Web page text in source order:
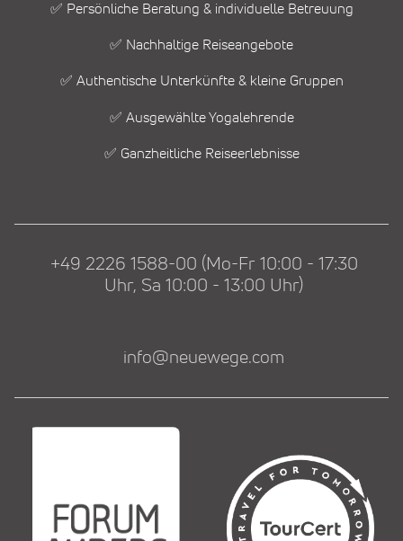
✅ Persönliche Beratung & individuelle Betreuung
✅ Nachhaltige Reiseangebote
✅ Authentische Unterkünfte & kleine Gruppen
✅ Ausgewählte Yogalehrende
✅ Ganzheitliche Reiseerlebnisse
+49 2226 1588-00 (Mo-Fr 10:00 - 17:30
Uhr, Sa 10:00 - 13:00 Uhr)
info@neuewege.com